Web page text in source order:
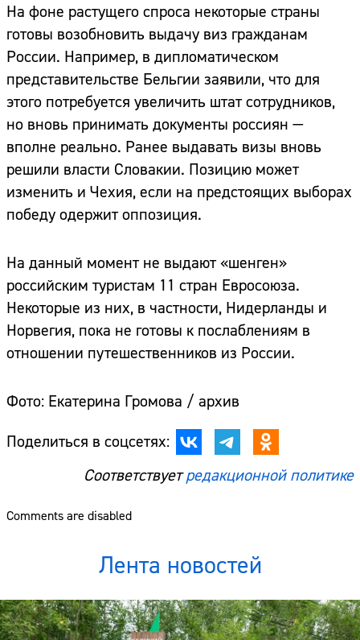
На фоне растущего спроса некоторые страны
готовы возобновить выдачу виз гражданам
России. Например, в дипломатическом
представительстве Бельгии заявили, что для
этого потребуется увеличить штат сотрудников,
но вновь принимать документы россиян —
вполне реально. Ранее выдавать визы вновь
решили власти Словакии. Позицию может
изменить и Чехия, если на предстоящих выборах
победу одержит оппозиция.
На данный момент не выдают «шенген»
российским туристам 11 стран Евросоюза.
Некоторые из них, в частности, Нидерланды и
Норвегия, пока не готовы к послаблениям в
отношении путешественников из России.
Фото: Екатерина Громова / архив
Поделиться в соцсетях:
Соответствуетредакционной политике
Comments are disabled
Лента новостей